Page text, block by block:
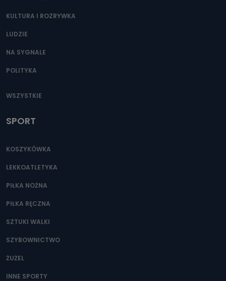
KULTURA I ROZRYWKA
LUDZIE
NA SYGNALE
POLITYKA
WSZYSTKIE
SPORT
KOSZYKÓWKA
LEKKOATLETYKA
PIŁKA NOŻNA
PIŁKA RĘCZNA
SZTUKI WALKI
SZYBOWNICTWO
ŻUŻEL
INNE SPORTY